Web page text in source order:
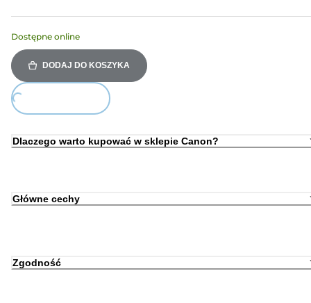
Dostępne online
DODAJ DO KOSZYKA
Dlaczego warto kupować w sklepie Canon?
Główne cechy
Zgodność